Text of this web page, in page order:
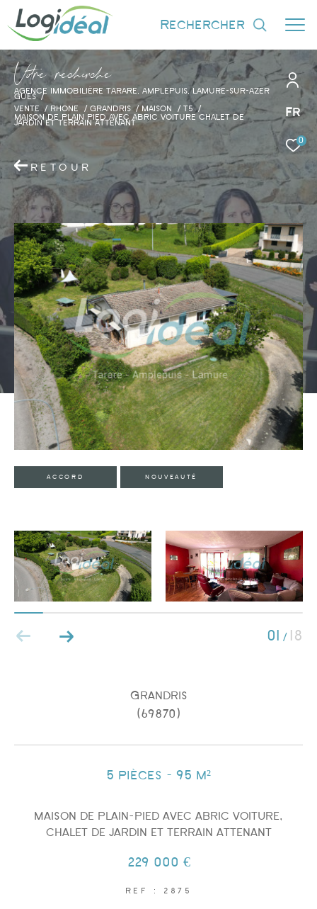
Fr
0
rechercher
Vore recece
AGENCE IMMOBILIÈRE TARARE, AMPLEPUIS, LAMURE-SUR-AZER
GUES
VENTE RHONE GRANDRIS MAISON
T5
MAISON DE PLAIN PIED AVEC ABRIC VOITURE CHALET DE
JARDIN ET TERRAIN ATTENANT
RETOUR
ACCORD NOUVEAUTÉ
01 / 18
Grandris
(69870)
5 pièces - 95 m²
maison de plain-pied avec abric voiture,
chalet de jardin et terrain attenant
229 000 €
REF : 2875
Effectuer une recherche
et trouver le bien qui correspond à vos
critères
Type d'offre
Vente
Type de bien
Type de bien
Budget
1 2 4 5
AFFINER LES CRITÈRES
TERRASSE